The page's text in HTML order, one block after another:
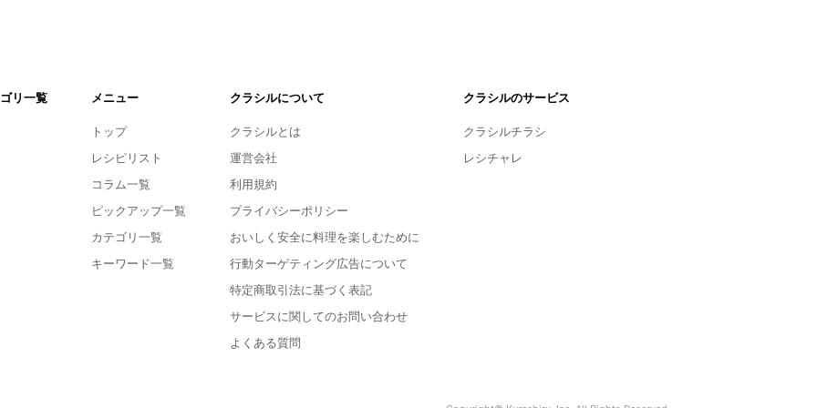
リ一覧 メニュー
トップ
レシピリスト
コラム一覧
ピックアップ一覧
カテゴリ一覧
キーワード一覧
クラシルについて
クラシルとは
運営会社
利用規約
プライバシーポリシー
おいしく安全に料理を楽しむために
行動ターゲティング広告について
特定商取引法に基づく表記
サービスに関してのお問い合わせ
よくある質問
クラシルのサービス
クラシルチラシ
レシチャレ